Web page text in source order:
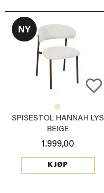
SPISESTOL HANNAH LYS
BEIGE
1.999,00
KJØP